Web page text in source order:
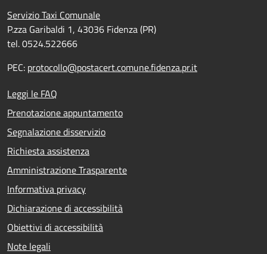
Servizio Taxi Comunale
P.zza Garibaldi 1, 43036 Fidenza (PR)
tel. 0524.522666
PEC: protocollo@postacert.comune.fidenza.pr.it
Leggi le FAQ
Prenotazione appuntamento
Segnalazione disservizio
Richiesta assistenza
Amministrazione Trasparente
Informativa privacy
Dichiarazione di accessibilità
Obiettivi di accessibilità
Note legali